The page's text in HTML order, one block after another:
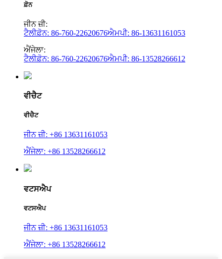
ਫ਼ੋਨ
ਜੀਨ ਜ਼ੀ:
ਟੈਲੀਫ਼ੋਨ: 86-760-22620676ਐਮਪੀ: 86-13631161053
ਐਂਜੇਲਾ:
ਟੈਲੀਫ਼ੋਨ: 86-760-22620676ਐਮਪੀ: 86-13528266612
ਵੀਚੈਟ
ਵੀਚੈਟ
ਜੀਨ ਜ਼ੀ: +86 13631161053
ਐਂਜੇਲਾ: +86 13528266612
ਵਟਸਐਪ
ਵਟਸਐਪ
ਜੀਨ ਜ਼ੀ: +86 13631161053
ਐਂਜੇਲਾ: +86 13528266612